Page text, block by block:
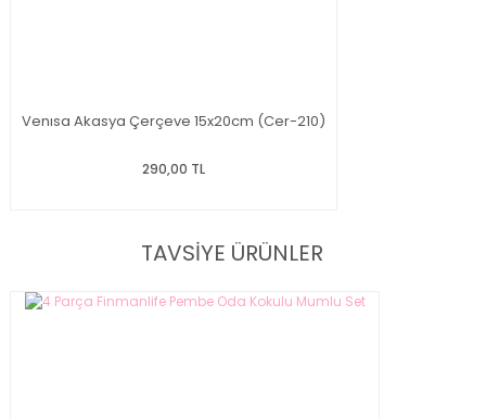
Venısa Akasya Çerçeve 15x20cm (Cer-210)
290,00 TL
TAVSİYE ÜRÜNLER